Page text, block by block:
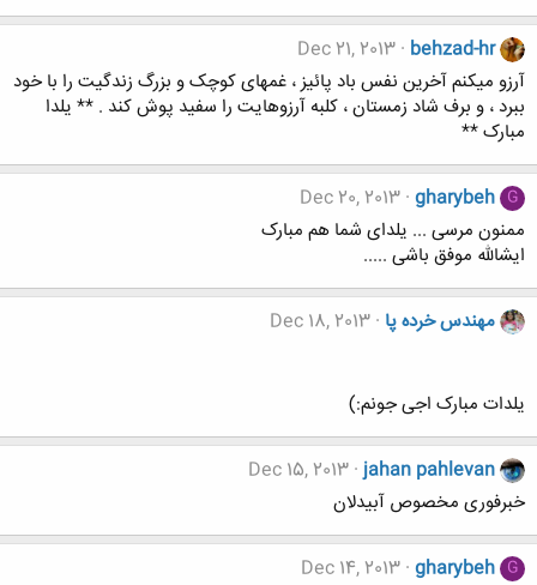
behzad-hr
Dec 21, 2013
آرزو میکنم آخرین نفس باد پائیز ، غمهای کوچک و بزرگ زندگیت را با خود
ببرد ، و برف شاد زمستان ، کلبه آرزوهایت را سفید پوش کند . ** یلدا
مبارک **
G
gharybeh
Dec 20, 2013
ممنون مرسی ... یلدای شما هم مبارک
ایشالله موفق باشی .....
مهندس خرده پا Dec 18, 2013
یلدات مبارک اجی جونم:)
jahan pahlevan
Dec 15, 2013
خبرفوری مخصوص آبیدلان
G
gharybeh
Dec 14, 2013